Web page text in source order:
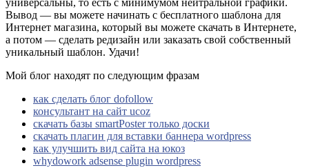
универсальны, то есть с минимумом нейтральной графики.
Вывод — вы можете начинать с бесплатного шаблона для
Интернет магазина, который вы можете скачать в Интернете,
а потом — сделать редизайн или заказать свой собственный
уникальный шаблон. Удачи!
Мой блог находят по следующим фразам
как сделать блог dofollow
консультант на сайт ucoz
скачать базы smartPoster только доски
скачать плагин для вставки баннера wordpress
как улучшить вид сайта на юкоз
whydowork adsense plugin wordpress